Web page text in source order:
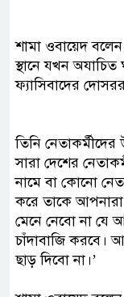
শামা ওবায়েদ
স্থানে যখন
ফ্যাসিবাদের
তিনি নেতাকর্মীদের
সারা দেশের
নামে বা কোনো
করে তাকে
মেনে নেবো না যে
চাঁদাবাজি
ছাড় দিবো না।’